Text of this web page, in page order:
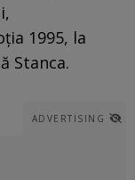
1995, la
Stanca.
ADVERTISING